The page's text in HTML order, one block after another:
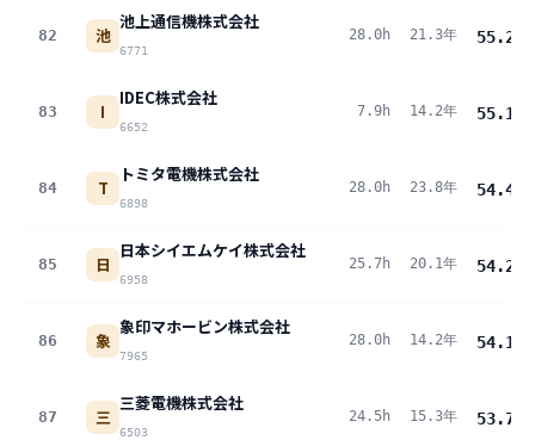
82 池
池上通信機株式会社
6771
28.0h 21.3年 55.2
83 I
IDEC株式会社
6652
7.9h 14.2年 55.1
84 T
トミタ電機株式会社
6898
28.0h 23.8年 54.4
85 日
日本シイエムケイ株式会社
6958
25.7h 20.1年 54.2
86 象
象印マホービン株式会社
7965
28.0h 14.2年 54.1
87 三
三菱電機株式会社
6503
24.5h 15.3年 53.7